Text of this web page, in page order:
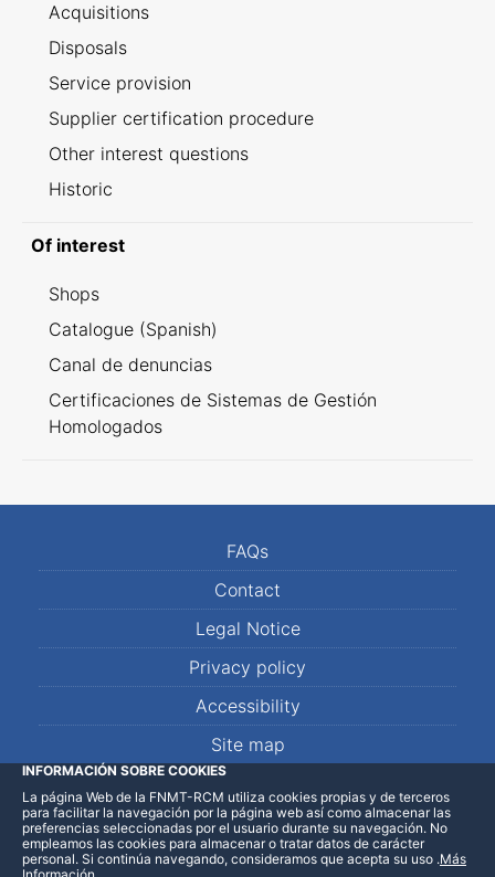
Acquisitions
Disposals
Service provision
Supplier certification procedure
Other interest questions
Historic
Of interest
Shops
Catalogue (Spanish)
Canal de denuncias
Certificaciones de Sistemas de Gestión
Homologados
FAQs
Contact
Legal Notice
Privacy policy
Accessibility
Site map
LinkedInFacebookWhatsApp
INFORMACIÓN SOBRE COOKIES
La página Web de la FNMT-RCM utiliza cookies propias y de terceros
para facilitar la navegación por la página web así como almacenar las
preferencias seleccionadas por el usuario durante su navegación. No
empleamos las cookies para almacenar o tratar datos de carácter
personal. Si continúa navegando, consideramos que acepta su uso .Más